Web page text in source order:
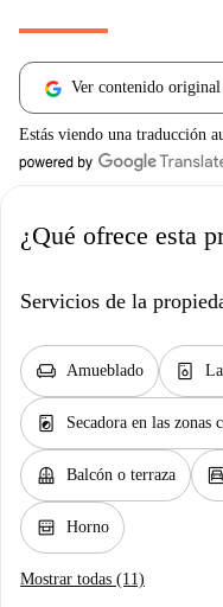
Ver contenido
Estás viendo una traducción
¿Qué ofrece esta
Servicios de la
chair Amueblado dishwasher_gen
local_laundry_service Secadora en las zonas
balcony Balcón o terraza
oven_gen Horno
Mostrar todas (11)